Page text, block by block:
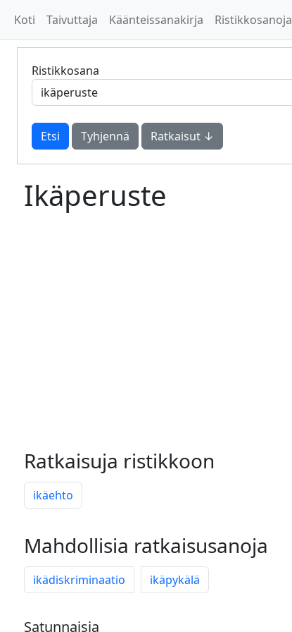
Koti Taivuttaja Käänteissanakirja Ristikkosanoja
Ristikkosana
Tyhjennä Ratkaisut ↓
Ikäperuste
Ratkaisuja ristikkoon
ikäehto
Mahdollisia ratkaisusanoja
ikädiskriminaatio ikäpykälä
Satunnaisia